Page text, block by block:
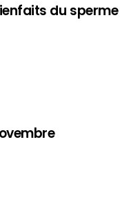
du sperme